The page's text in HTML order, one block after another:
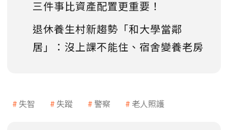
三件事比資產配置更重要！
退休養生村新趨勢「和大學當鄰
居」：沒上課不能住、宿舍變養老房
失智 失蹤 警察 老人照護